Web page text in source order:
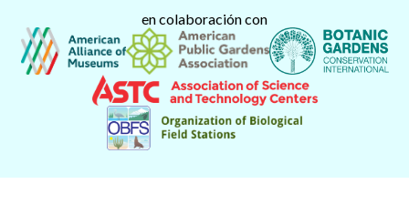
en colaboración con